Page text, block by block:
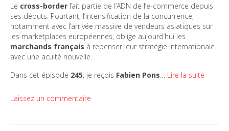
Le cross-borderfait partie de l’ADN de l’e-commerce depuis
ses débuts. Pourtant, l’intensification de la concurrence,
notamment avec l’arrivée massive de vendeurs asiatiques sur
les marketplaces européennes, oblige aujourd’hui les
marchands français à repenser leur stratégie internationale
avec une acuité nouvelle.
Dans cet épisode 245, je reçois Fabien Pons Lire la suite
Laissez un commentaire